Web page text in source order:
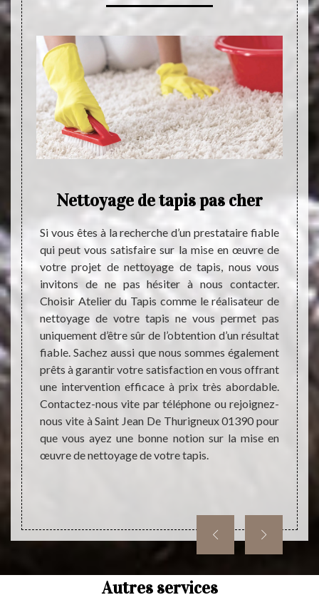
et
un
il est
il
le
de
Nettoyage de tapis pas cher
Si vous êtes à la recherche d’un prestataire fiable
qui peut vous satisfaire sur la mise en œuvre de
votre projet de nettoyage de tapis, nous vous
invitons de ne pas hésiter à nous contacter.
Choisir Atelier du Tapis comme le réalisateur de
nettoyage de votre tapis ne vous permet pas
uniquement d’être sûr de l’obtention d’un résultat
fiable. Sachez aussi que nous sommes également
prêts à garantir votre satisfaction en vous offrant
une intervention efficace à prix très abordable.
Contactez-nous vite par téléphone ou rejoignez-
nous vite à Saint Jean De Thurigneux 01390 pour
que vous ayez une bonne notion sur la mise en
œuvre de nettoyage de votre tapis.
Le
est
qui
pas
Autres services